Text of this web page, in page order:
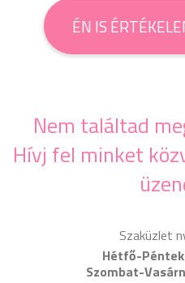
ÉN IS
Nem találtad
Hívj fel minket
Szaküzlet
Hétfő-
Szombat-